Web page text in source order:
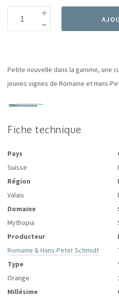
-
+
Petite nouvelle dans la gamme, une
jeunes vignes de Romaine et Hans-
Fiche technique
Pays
Suisse
Région
Valais
Domaine
Mythopia
Producteur
Romaine & Hans-Peter Schmidt
Type
Orange
Millésime